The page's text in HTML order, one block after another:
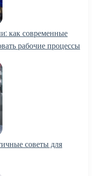
как современные
рабочие процессы
советы для